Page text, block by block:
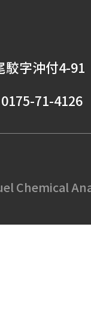
駮字沖付4-91
71-4126
Chemical